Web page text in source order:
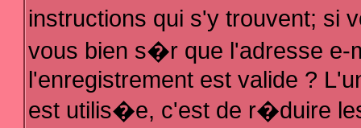
instructions qui s'y trouvent;
vous bien s�r que l'adresse e-
l'enregistrement est valide ?
est utilis�e, c'est de r�duire